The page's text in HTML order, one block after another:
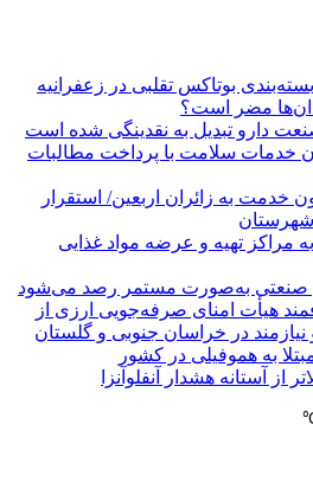
بوتاکس تقلبی در زعفرانیه
مضر است؟
خدمات سلامت با پرداخت مطالبات
از ۱.۷ میلیون خدمت به زائران اربعین/ استقرار
مراکز تهیه و عرضه مواد غذایی
صنعتی به‌صورت مستمر رصد می‌شود
هیأت امنای صرفه‌جویی ارزی از
نیازمند در خراسان جنوبی و گلستان
از آستانه هشدار آنفلوآنزا